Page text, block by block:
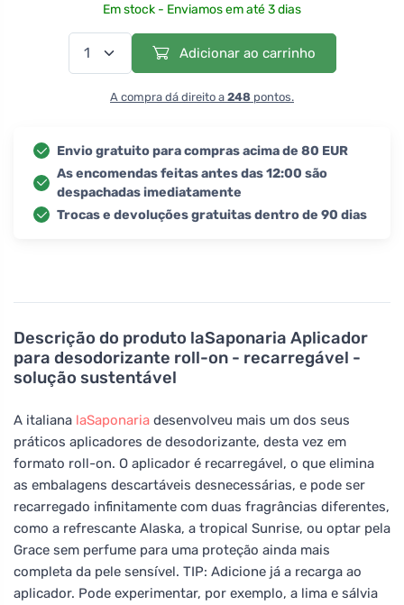
Descrição do produto laSaponaria Aplicador
para desodorizante roll-on - recarregável -
solução sustentável
A italiana laSaponaria desenvolveu mais um dos seus
práticos aplicadores de desodorizante, desta vez em
formato roll-on. O aplicador é recarregável, o que elimina
as embalagens descartáveis desnecessárias, e pode ser
recarregado infinitamente com duas fragrâncias diferentes,
como a refrescante Alaska, a tropical Sunrise, ou optar pela
Grace sem perfume para uma proteção ainda mais
completa da pele sensível. TIP: Adicione já a recarga ao
aplicador. Pode experimentar, por exemplo, a lima e sálvia
Em stock - Enviamos em até 3 dias
Adicionar ao carrinho
A compra dá direito a 248 pontos.
Envio gratuito para compras acima de 80 EUR
As encomendas feitas antes das 12:00 são
despachadas imediatamente
Trocas e devoluções gratuitas dentro de 90 dias